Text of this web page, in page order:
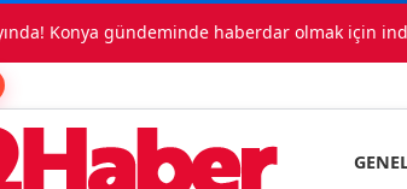
Konya gündeminde haberdar olmak için